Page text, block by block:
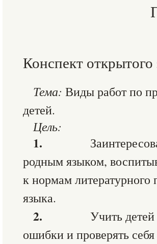
Конспект
Тема: Виды работ по
детей.
Цель:
1.
родным языком,
к нормам
языка.
2. Учить
ошибки и проверять